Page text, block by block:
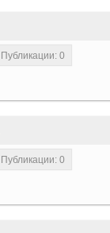
Публикации: 0
Публикации: 0